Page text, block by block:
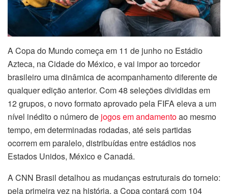
A Copa do Mundo começa em 11 de junho no Estádio
Azteca, na Cidade do México, e vai impor ao torcedor
brasileiro uma dinâmica de acompanhamento diferente de
qualquer edição anterior. Com 48 seleções divididas em
12 grupos, o novo formato aprovado pela FIFA eleva a um
nível inédito o número de jogos em andamentoao mesmo
tempo, em determinadas rodadas, até seis partidas
ocorrem em paralelo, distribuídas entre estádios nos
Estados Unidos, México e Canadá.
A CNN Brasil detalhou as mudanças estruturais do torneio:
pela primeira vez na história, a Copa contará com 104